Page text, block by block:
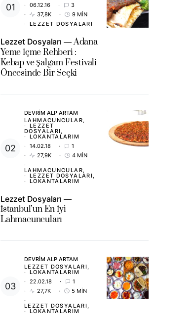
06.12.16
3
37,8K
9 MIN
LEZZET DOSYALARI
Lezzet Dosyaları
Adana
Yeme İçme Rehberi :
Kebap ve Şalgam Festivali
Öncesinde Bir Seçki
DEVRIM ALP ARTAM
LAHMACUNCULAR
LEZZET
DOSYALARI
LOKANTALARIM
14.02.18
1
27,9K
4 MIN
LAHMACUNCULAR
LEZZET DOSYALARI
LOKANTALARIM
Lezzet Dosyaları
İstanbul’un En İyi
Lahmacuncuları
DEVRIM ALP ARTAM
LEZZET DOSYALARI
LOKANTALARIM
22.02.18
1
27,7K
5 MIN
LEZZET DOSYALARI
LOKANTALARIM